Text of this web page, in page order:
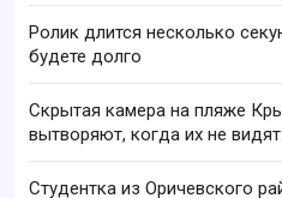
Ролик длится несколько
будете долго
Скрытая камера на пляже
вытворяют, когда их не
Студентка из Оричевского